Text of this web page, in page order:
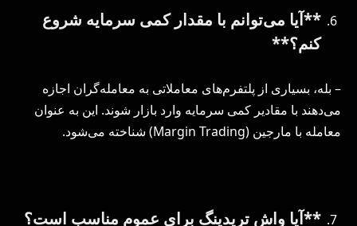
**آیا می‌توانم با مقدار کمی سرمایه شروع
کنم؟**
– بله، بسیاری از پلتفرم‌های معاملاتی به معامله‌گران اجازه
می‌دهند با مقادیر کمی سرمایه وارد بازار شوند. این به عنوان
معامله با مارجین (Margin Trading) شناخته می‌شود.
**آیا واش تریدینگ برای عموم مناسب است؟